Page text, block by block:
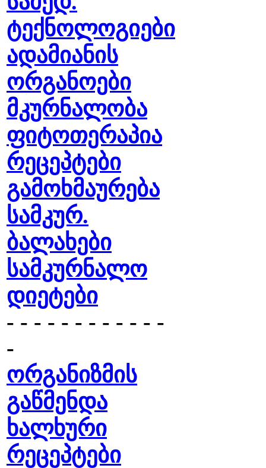
ტექნოლოგიები
ადამიანის
ორგანოები
მკურნალობა
ფიტოთერაპია
რეცეპტები
გამოხმაურება
სამკურ.
ბალახები
სამკურნალო
დიეტები
- - - - - - - - - - - -
-
ორგანიზმის
გაწმენდა
ხალხური
რეცეპტები